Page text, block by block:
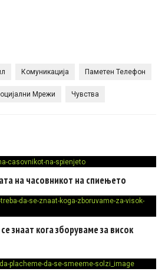
Комуникација Паметен Телефон
Мрежи Чувства
на часовникот на спиењето
знаат кога зборуваме за висок